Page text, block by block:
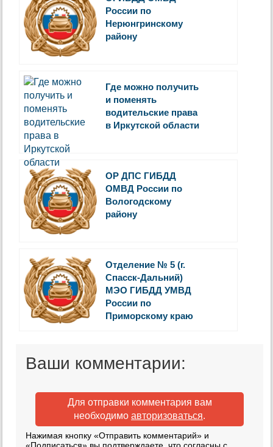
России по
Нерюнгринскому
району
Где можно получить
и поменять
водительские права
в Иркутской области
ОР ДПС ГИБДД
ОМВД России по
Вологодскому
району
Отделение № 5 (г.
Спасск-Дальний)
МЭО ГИБДД УМВД
России по
Приморскому краю
Ваши комментарии:
Для отправки комментария вам
необходимо авторизоваться.
Нажимая кнопку «Отправить комментарий» и
«Подписаться» вы подтверждаете, что согласны с